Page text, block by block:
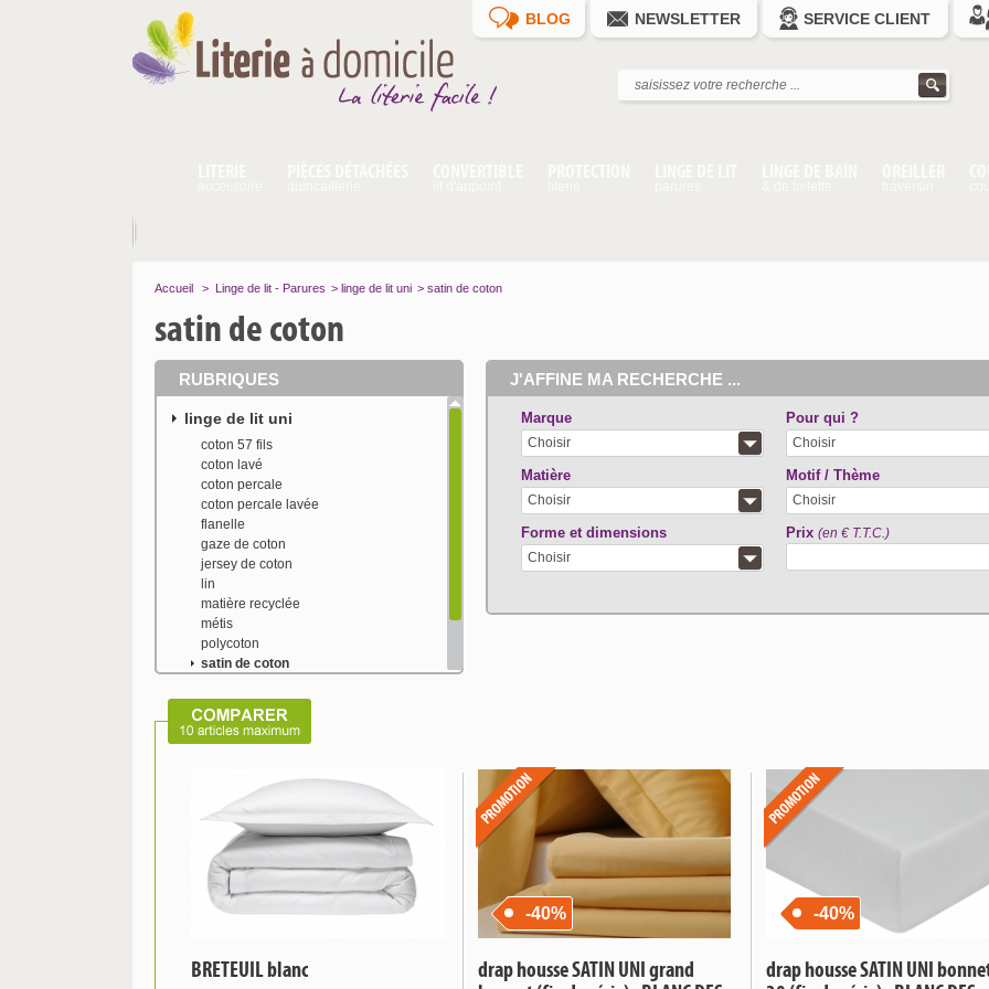
BLOG NEWSLETTER SERVICE CLIENT
Accueil > Linge de lit - Parures > linge de lit uni > satin de coton
satin de coton
RUBRIQUES
linge de lit uni
coton 57 fils
coton lavé
coton percale
coton percale lavée
flanelle
gaze de coton
jersey de coton
lin
matière recyclée
métis
polycoton
satin de coton
soie naturelle
tencel
J'AFFINE MA RECHERCHE ...
Marque
Choisir
Pour qui ?
Choisir
Matière
Choisir
Motif / Thème
Choisir
Forme et dimensions
Choisir
Prix (en € T.T.C.)
BRETEUIL blanc
-40%
drap housse SATIN UNI grand
-40%
drap housse SATIN UNI